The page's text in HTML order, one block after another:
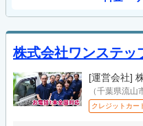
株式会社ワンステッ
[運営会社]
（千葉県流山
クレジットカー